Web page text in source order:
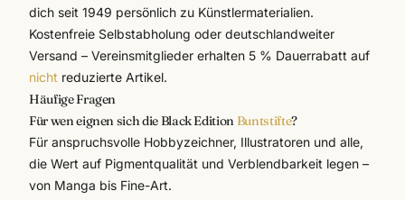
dich seit 1949 persönlich zu Künstlermaterialien.
Kostenfreie Selbstabholung oder deutschlandweiter
Versand – Vereinsmitglieder erhalten 5 % Dauerrabatt auf
nicht reduzierte Artikel.
Häufige Fragen
Für wen eignen sich die Black Edition Buntstifte?
Für anspruchsvolle Hobbyzeichner, Illustratoren und alle,
die Wert auf Pigmentqualität und Verblendbarkeit legen –
von Manga bis Fine-Art.